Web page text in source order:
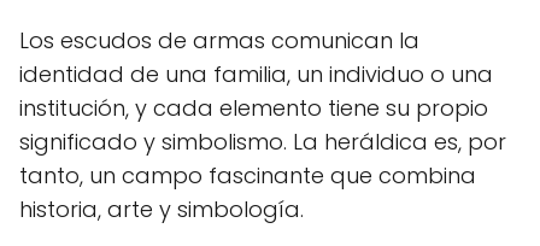
Los escudos de armas comunican la
identidad de una familia, un individuo o una
institución, y cada elemento tiene su propio
significado y simbolismo. La heráldica es, por
tanto, un campo fascinante que combina
historia, arte y simbología.